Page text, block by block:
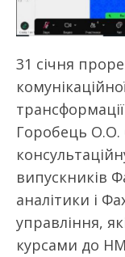
31 січня
Горобець О.О.
випускників
аналітики і
управління,
курсами до